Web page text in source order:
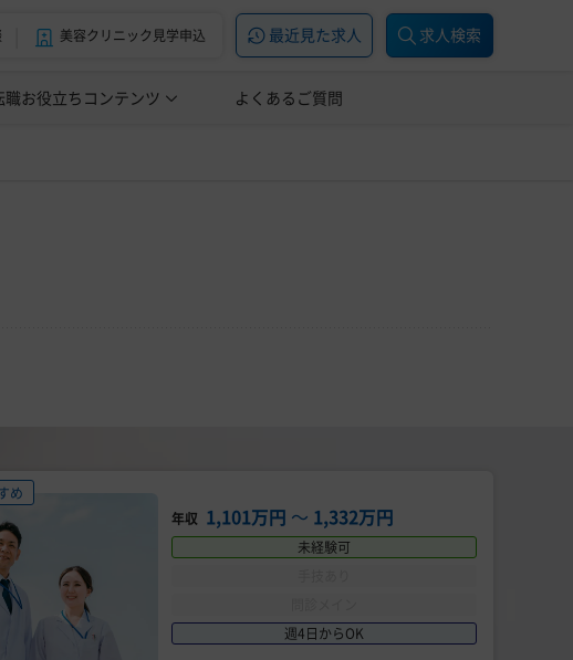
美容クリニック見学申込 最近見た求人 求人検索
お役立ちコンテンツ
ー 美容医療の転職お役立ち記事 美容医療辞典
よくあるご質問
め
年収 1,101万円 〜 1,332万円
未経験可
週4日からOK